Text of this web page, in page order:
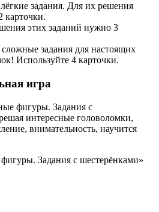
задания. Для их решения
карточки.
этих заданий нужно 3
задания для настоящих
Используйте 4 карточки.
игра
фигуры. Задания с
интересные головоломки,
внимательность, научится
Задания с шестерёнками»